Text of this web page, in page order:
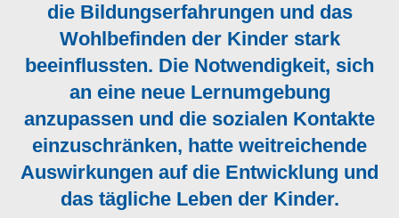
die Bildungserfahrungen und das
Wohlbefinden der Kinder stark
beeinflussten. Die Notwendigkeit, sich
an eine neue Lernumgebung
anzupassen und die sozialen Kontakte
einzuschränken, hatte weitreichende
Auswirkungen auf die Entwicklung und
das tägliche Leben der Kinder.